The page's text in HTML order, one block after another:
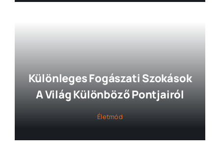
Különleges Fogászati Szokások
A Világ Különböző Pontjairól
Életmód